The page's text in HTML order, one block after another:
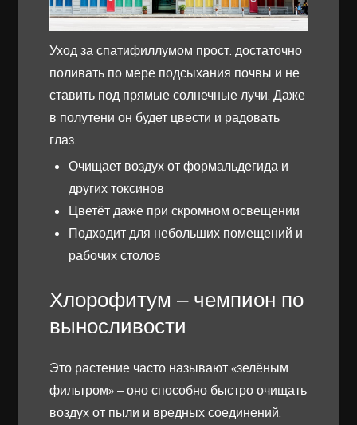
Уход за спатифиллумом прост: достаточно
поливать по мере подсыхания почвы и не
ставить под прямые солнечные лучи. Даже
в полутени он будет цвести и радовать
глаз.
Очищает воздух от формальдегида и
других токсинов
Цветёт даже при скромном освещении
Подходит для небольших помещений и
рабочих столов
Хлорофитум – чемпион по
выносливости
Это растение часто называют «зелёным
фильтром» – оно способно быстро очищать
воздух от пыли и вредных соединений.